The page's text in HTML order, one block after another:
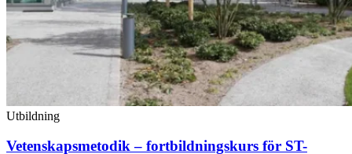
Utbildning
Vetenskapsmetodik – fortbildningskurs för ST-